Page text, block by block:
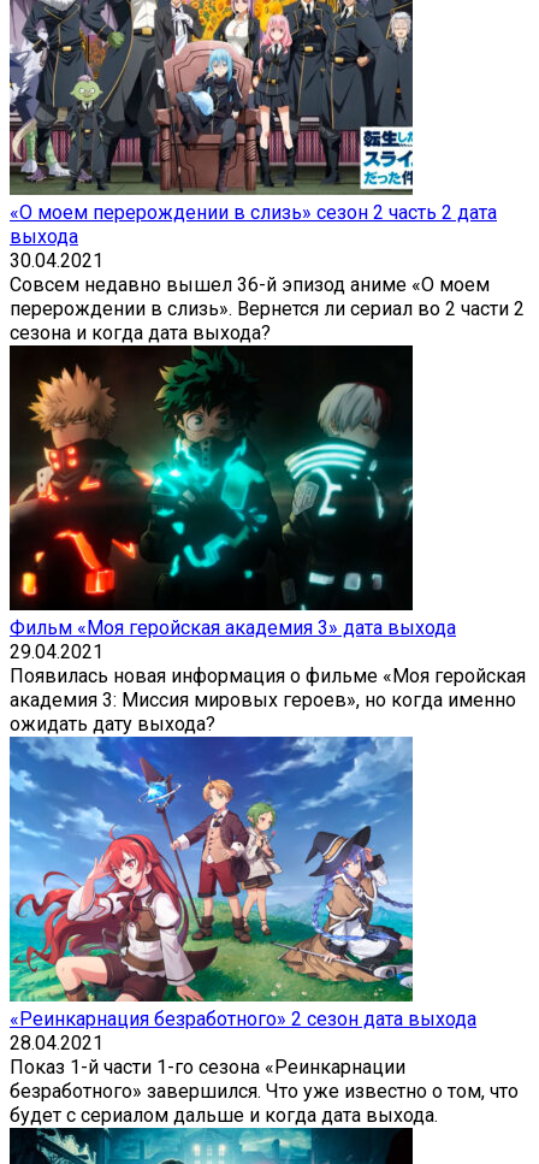
«О моем перерождении в слизь» сезон 2 часть 2 дата
выхода
30.04.2021
Совсем недавно вышел 36-й эпизод аниме «О моем
перерождении в слизь». Вернется ли сериал во 2 части 2
сезона и когда дата выхода?
Фильм «Моя геройская академия 3» дата выхода
29.04.2021
Появилась новая информация о фильме «Моя геройская
академия 3: Миссия мировых героев», но когда именно
ожидать дату выхода?
«Реинкарнация безработного» 2 сезон дата выхода
28.04.2021
Показ 1-й части 1-го сезона «Реинкарнации
безработного» завершился. Что уже известно о том, что
будет с сериалом дальше и когда дата выхода.